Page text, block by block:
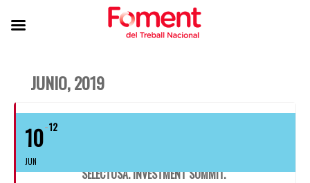
JUNIO, 2019
10
JUN
12
SELECTUSA. INVESTMENT SUMMIT.